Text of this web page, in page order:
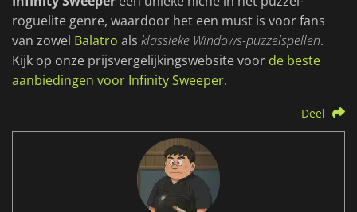
roguelite genre, waardoor het een must is voor fans
van zowel Balatro als klassieke Windows-puzzelspellen.
Kijk op onze prijsvergelijkingswebsite voor de beste
aanbiedingen voor Infinity Sweeper.
Deel